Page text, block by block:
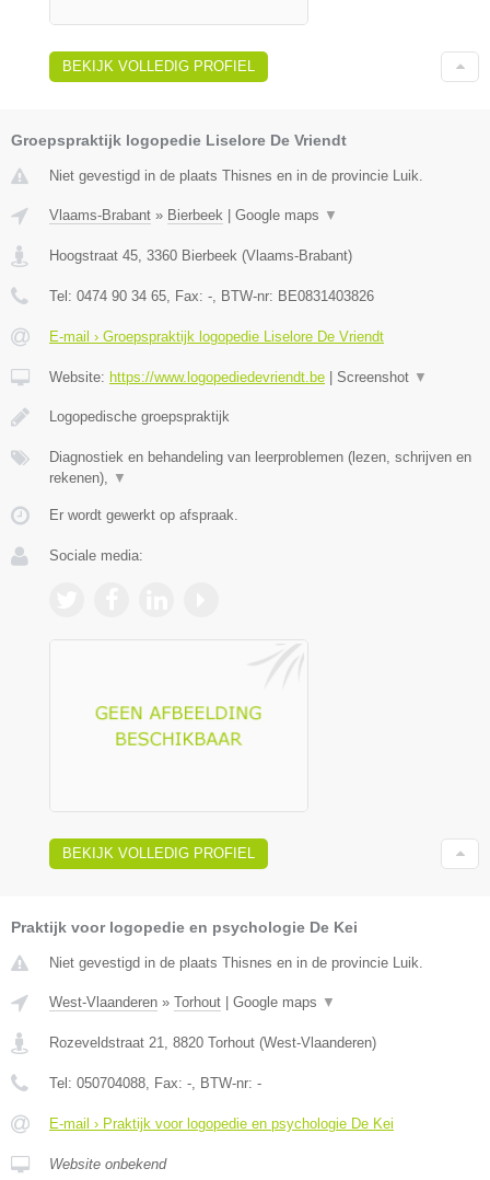
BEKIJK VOLLEDIG PROFIEL
Groepspraktijk logopedie Liselore De Vriendt
Niet gevestigd in de plaats Thisnes en in de provincie Luik.
Vlaams-Brabant » Bierbeek Google maps ▼
Hoogstraat 45 3360 Bierbeek (Vlaams-Brabant)
Tel: 0474 90 34 65 , Fax: - , BTW-nr: BE0831403826
E-mail › Groepspraktijk logopedie Liselore De Vriendt
Website: https://www.logopediedevriendt.be Screenshot ▼
Logopedische groepspraktijk
Diagnostiek en behandeling van leerproblemen (lezen, schrijven en
rekenen),
▼
Er wordt gewerkt op afspraak.
Sociale media:
BEKIJK VOLLEDIG PROFIEL
Praktijk voor logopedie en psychologie De Kei
Niet gevestigd in de plaats Thisnes en in de provincie Luik.
West-Vlaanderen » Torhout Google maps ▼
Rozeveldstraat 21, 8820 Torhout (West-Vlaanderen)
Tel: 050704088, Fax: -, BTW-nr: -
E-mail › Praktijk voor logopedie en psychologie De Kei
Website onbekend